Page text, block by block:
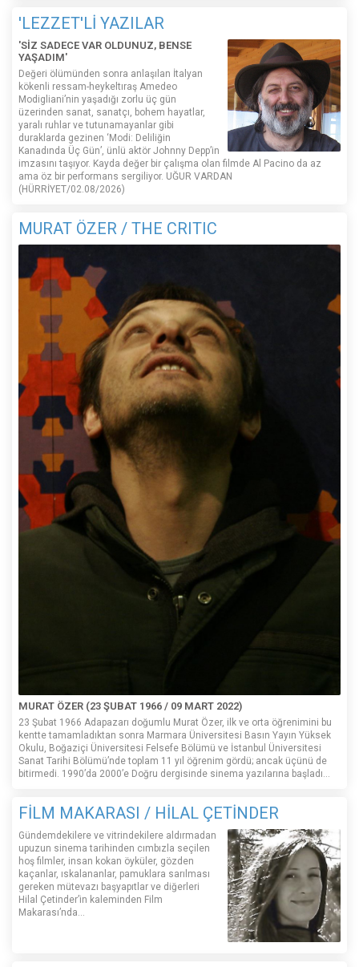
'LEZZET'Lİ YAZILAR
'SİZ SADECE VAR OLDUNUZ, BENSE
YAŞADIM'
Değeri ölümünden sonra anlaşılan İtalyan
kökenli ressam-heykeltıraş Amedeo
Modigliani’nin yaşadığı zorlu üç gün
üzerinden sanat, sanatçı, bohem hayatlar,
yaralı ruhlar ve tutunamayanlar gibi
duraklarda gezinen ‘Modi: Deliliğin
Kanadında Üç Gün’, ünlü aktör Johnny Depp’in
imzasını taşıyor. Kayda değer bir çalışma olan filmde Al Pacino da az
ama öz bir performans sergiliyor. UĞUR VARDAN
(HÜRRİYET/02.08/2026)
MURAT ÖZER / THE CRITIC
MURAT ÖZER (23 ŞUBAT 1966 / 09 MART 2022)
23 Şubat 1966 Adapazarı doğumlu Murat Özer, ilk ve orta öğrenimini bu
kentte tamamladıktan sonra Marmara Üniversitesi Basın Yayın Yüksek
Okulu, Boğaziçi Üniversitesi Felsefe Bölümü ve İstanbul Üniversitesi
Sanat Tarihi Bölümü’nde toplam 11 yıl öğrenim gördü; ancak üçünü de
bitirmedi. 1990’da 2000’e Doğru dergisinde sinema yazılarına başladı...
FİLM MAKARASI / HİLAL ÇETİNDER
Gündemdekilere ve vitrindekilere aldırmadan
upuzun sinema tarihinden cımbızla seçilen
hoş filmler, insan kokan öyküler, gözden
kaçanlar, ıskalananlar, pamuklara sarılması
gereken mütevazı başyapıtlar ve diğerleri
Hilal Çetinder’in kaleminden Film
Makarası’nda…